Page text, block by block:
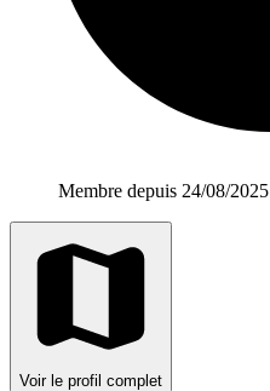
Membre depuis 24/08/2025
Voir le profil complet